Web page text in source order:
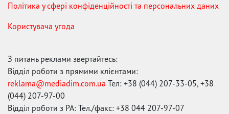
Політика у сфері конфіденційності та персональних даних
Користувача угода
З питань реклами звертайтесь:
Відділ роботи з прямими клієнтами:
reklama@mediadim.com.ua Тел: +38 (044) 207-33-05, +38
(044) 207-97-00
Відділ роботи з РА: Тел./факс: +38 044 207-97-07